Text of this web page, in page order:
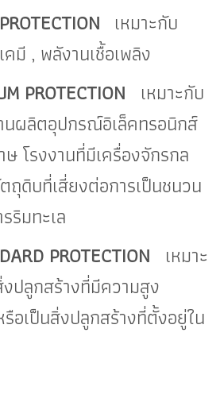
เหมาะกับ
คมี , พลังานเชื้อเพลิง
PROTECTION เหมาะกับ
นผลิตอุปกรณ์อิเล็คทรอนิกส์
โรงงานที่มีเครื่องจักรกล
ถุดิบที่เสี่ยงต่อการเป็นชนวน
ริมทะเล
PROTECTION เหมาะ
ปลูกสร้างที่มีความสูง
รือเป็นสิ่งปลูกสร้างที่ตั้งอยู่ใน